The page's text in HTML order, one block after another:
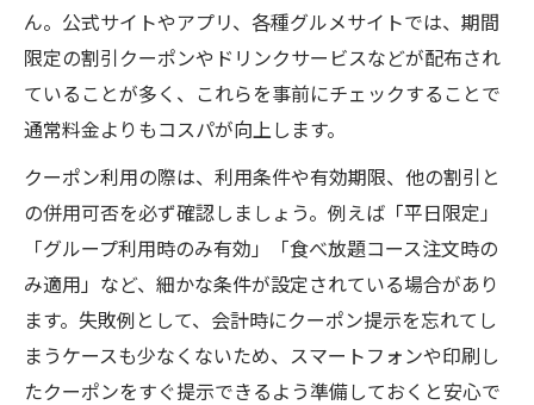
ん。公式サイトやアプリ、各種グルメサイトでは、期間
限定の割引クーポンやドリンクサービスなどが配布され
ていることが多く、これらを事前にチェックすることで
通常料金よりもコスパが向上します。
クーポン利用の際は、利用条件や有効期限、他の割引と
の併用可否を必ず確認しましょう。例えば「平日限定」
「グループ利用時のみ有効」「食べ放題コース注文時の
み適用」など、細かな条件が設定されている場合があり
ます。失敗例として、会計時にクーポン提示を忘れてし
まうケースも少なくないため、スマートフォンや印刷し
たクーポンをすぐ提示できるよう準備しておくと安心で